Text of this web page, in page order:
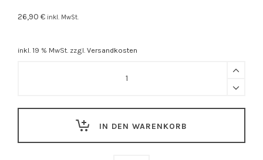
26,90 € inkl. MwSt.
inkl. 19 % MwSt. zzgl. Versandkosten
IN DEN WARENKORB